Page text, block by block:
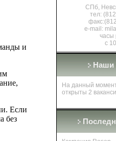
и
Если
без
СПб,
тел:
e-mail:
часы
с
Наши
На данный
открыты 2